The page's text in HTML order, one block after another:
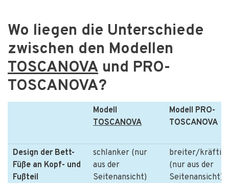
Wo liegen die Unterschiede
zwischen den Modellen
TOSCANOVA und PRO-
TOSCANOVA?
Modell
TOSCANOVA
Modell PRO-
TOSCANOVA
Design der Bett-
Füße an Kopf- und
Fußteil
schlanker (nur
aus der
Seitenansicht)
breiter/
(nur aus der
Seitenansicht)